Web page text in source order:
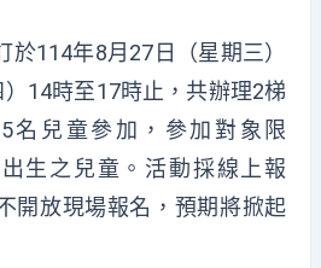
於114年8月27日（星期三）
14時至17時止，共辦理2梯
名兒童參加，參加對象限
生之兒童。活動採線上報
開放現場報名，預期將掀起